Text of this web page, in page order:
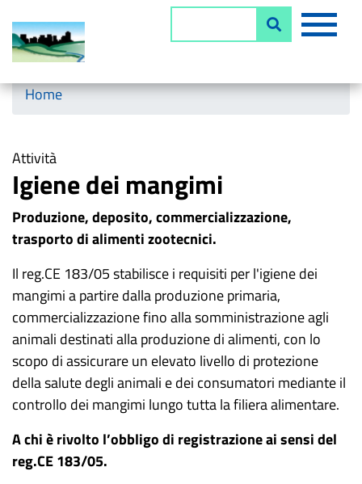
Salta
Horizontal menu
Home
Attività
Igiene dei mangimi
Produzione, deposito, commercializzazione,
trasporto di alimenti zootecnici.
Il reg.CE 183/05 stabilisce i requisiti per l'igiene dei
mangimi a partire dalla produzione primaria,
commercializzazione fino alla somministrazione agli
animali destinati alla produzione di alimenti, con lo
scopo di assicurare un elevato livello di protezione
della salute degli animali e dei consumatori mediante il
controllo dei mangimi lungo tutta la filiera alimentare.
A chi è rivolto l’obbligo di registrazione ai sensi del
reg.CE 183/05.